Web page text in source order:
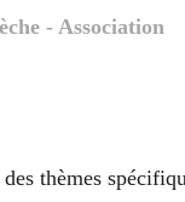
- Association
thèmes